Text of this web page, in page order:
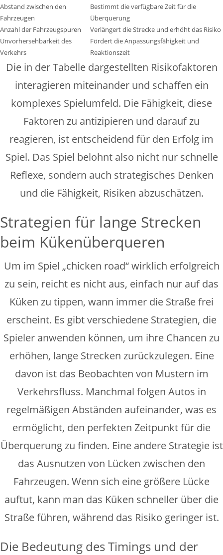
Abstand zwischen den
Fahrzeugen
Bestimmt die verfügbare Zeit für die
Überquerung
Anzahl der Fahrzeugspuren
Verlängert die Strecke und erhöht das Risiko
Unvorhersehbarkeit des
Verkehrs
Fördert die Anpassungsfähigkeit und
Reaktionszeit
Die in der Tabelle dargestellten Risikofaktoren
interagieren miteinander und schaffen ein
komplexes Spielumfeld. Die Fähigkeit, diese
Faktoren zu antizipieren und darauf zu
reagieren, ist entscheidend für den Erfolg im
Spiel. Das Spiel belohnt also nicht nur schnelle
Reflexe, sondern auch strategisches Denken
und die Fähigkeit, Risiken abzuschätzen.
Strategien für lange Strecken
beim Kükenüberqueren
Um im Spiel „chicken road“ wirklich erfolgreich
zu sein, reicht es nicht aus, einfach nur auf das
Küken zu tippen, wann immer die Straße frei
erscheint. Es gibt verschiedene Strategien, die
Spieler anwenden können, um ihre Chancen zu
erhöhen, lange Strecken zurückzulegen. Eine
davon ist das Beobachten von Mustern im
Verkehrsfluss. Manchmal folgen Autos in
regelmäßigen Abständen aufeinander, was es
ermöglicht, den perfekten Zeitpunkt für die
Überquerung zu finden. Eine andere Strategie ist
das Ausnutzen von Lücken zwischen den
Fahrzeugen. Wenn sich eine größere Lücke
auftut, kann man das Küken schneller über die
Straße führen, während das Risiko geringer ist.
Die Bedeutung des Timings und der